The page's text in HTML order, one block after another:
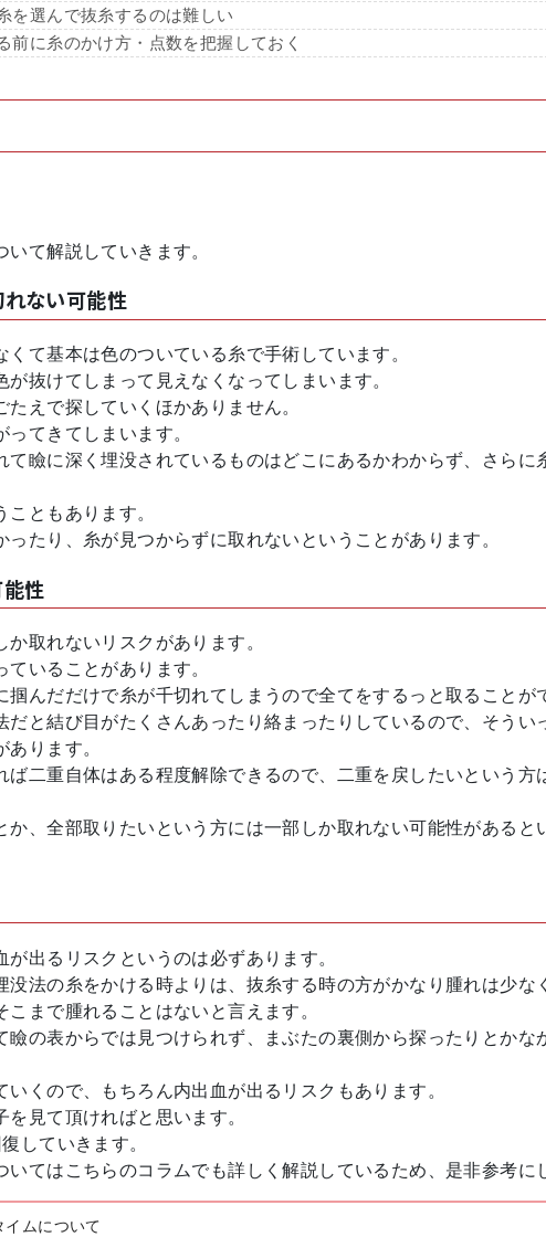
選んで抜糸するのは難しい
に糸のかけ方・点数を把握しておく
て解説していきます。
ない可能性
て基本は色のついている糸で手術しています。
抜けてしまって見えなくなってしまいます。
えで探していくほかありません。
てきてしまいます。
て瞼に深く埋没されているものはどこにあるかわからず、さらに
ともあります。
たり、糸が見つからずに取れないということがあります。
性
取れないリスクがあります。
いることがあります。
んだだけで糸が千切れてしまうので全てをするっと取ることが
だと結び目がたくさんあったり絡まったりしているので、そう
ります。
ば二重自体はある程度解除できるので、二重を戻したいという方
、全部取りたいという方には一部しか取れない可能性があると
出るリスクというのは必ずあります。
法の糸をかける時よりは、抜糸する時の方がかなり腫れは少な
まで腫れることはないと言えます。
の表からでは見つけられず、まぶたの裏側から探ったりとかな
くので、もちろん内出血が出るリスクもあります。
見て頂ければと思います。
していきます。
てはこちらのコラムでも詳しく解説しているため、是非参考に
ムについて